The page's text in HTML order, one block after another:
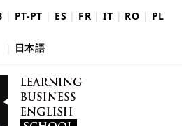
| PT-PT | ES | FR |IT | RO | PL
| 日本語